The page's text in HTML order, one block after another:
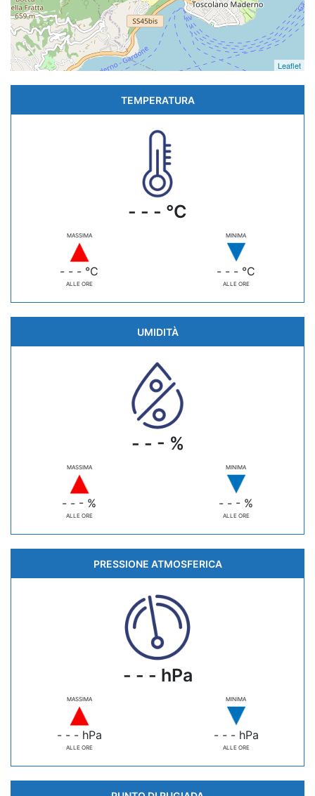
Leaflet
TEMPERATURA
- - - °C
MASSIMA
- - - °C
ALLE ORE
MINIMA
- - - °C
ALLE ORE
UMIDITÀ
- - - %
MASSIMA
- - - %
ALLE ORE
MINIMA
- - - %
ALLE ORE
PRESSIONE ATMOSFERICA
- - - hPa
MASSIMA
- - - hPa
ALLE ORE
MINIMA
- - - hPa
ALLE ORE